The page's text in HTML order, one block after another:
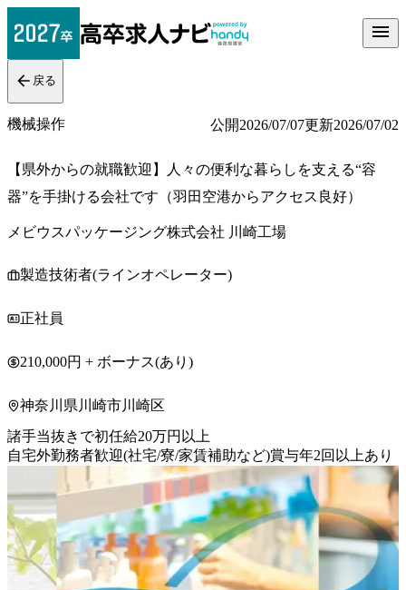
戻る
機械操作 公開2026/07/07更新2026/07/02
【県外からの就職歓迎】人々の便利な暮らしを支える“容
器”を手掛ける会社です（羽田空港からアクセス良好）
メビウスパッケージング株式会社 川崎工場
製造技術者(ラインオペレーター)
正社員
210,000円 + ボーナス(あり)
神奈川県川崎市川崎区
諸手当抜きで初任給20万円以上
自宅外勤務者歓迎(社宅/寮/家賃補助など)賞与年2回以上あり